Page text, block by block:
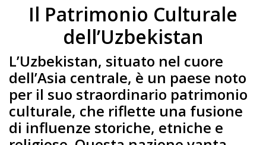
Il Patrimonio Culturale
dell’Uzbekistan
L’Uzbekistan, situato nel cuore
dell’Asia centrale, è un paese noto
per il suo straordinario patrimonio
culturale, che riflette una fusione
di influenze storiche, etniche e